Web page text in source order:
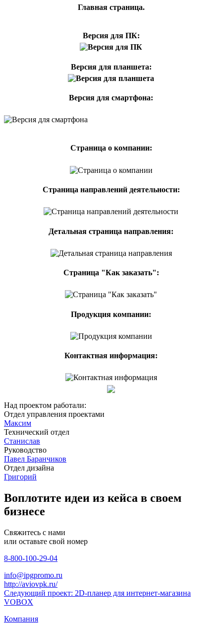
Главная страница.
Версия для ПК:
Версия для планшета:
Версия для смартфона:
Страница о компании:
Страница направлений деятельности:
Детальная страница направления:
Страница "Как заказать":
Продукция компании:
Контактная информация:
Над проектом работали:
Отдел управления проектами
Максим
Технический отдел
Станислав
Руководство
Павел Баранчиков
Отдел дизайна
Григорий
Воплотите идеи из кейса в своем
бизнесе
Свяжитесь с нами
или оставьте свой номер
8-800-100-29-04
info@ipgpromo.ru
http://aviovpk.ru/
Следующий проект: 2D-планер для интернет-магазина
VOBOX
Компания